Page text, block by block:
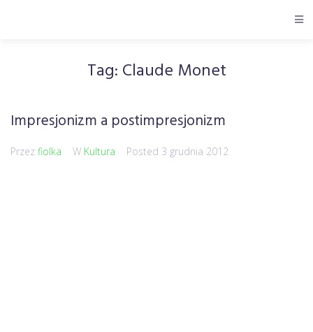
Tag: Claude Monet
Impresjonizm a postimpresjonizm
Przez fiolka W Kultura Posted 3 grudnia 2012